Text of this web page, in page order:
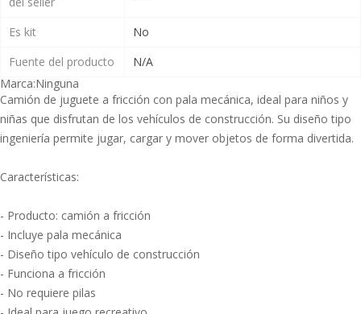
Es kit
No
Fuente del producto
N/A
Marca:Ninguna
Camión de juguete a fricción con pala mecánica, ideal para niños y
niñas que disfrutan de los vehículos de construcción. Su diseño tipo
ingeniería permite jugar, cargar y mover objetos de forma divertida.
Características:
- Producto: camión a fricción
- Incluye pala mecánica
- Diseño tipo vehículo de construcción
- Funciona a fricción
- No requiere pilas